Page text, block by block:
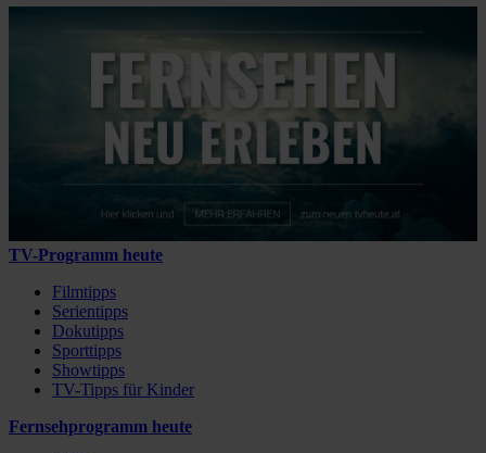
TV-Programm heute
Filmtipps
Serientipps
Dokutipps
Sporttipps
Showtipps
TV-Tipps für Kinder
Fernsehprogramm heute